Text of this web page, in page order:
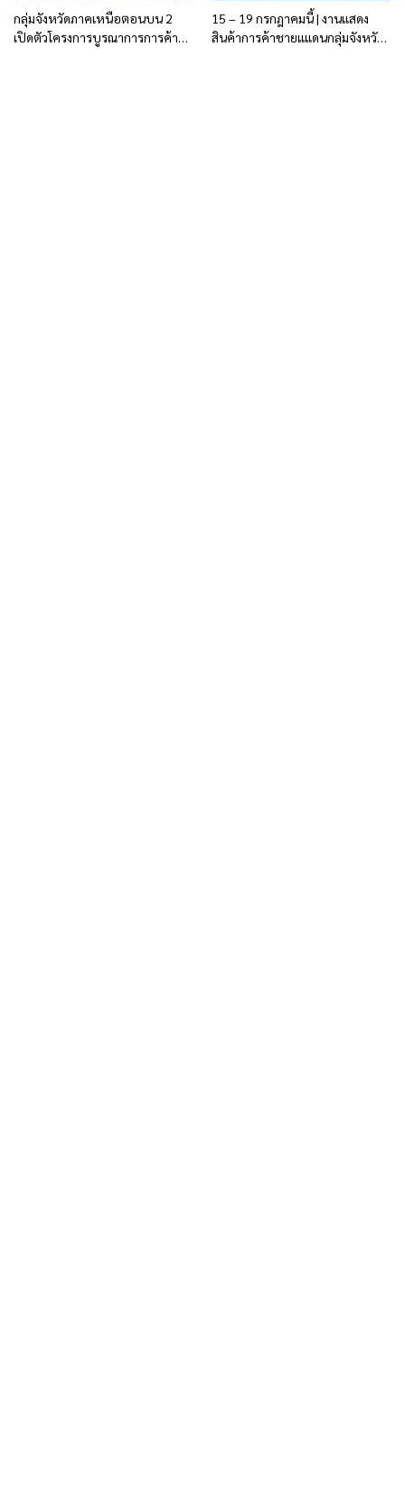
กลุ่มจังหวัดภาคเหนือตอนบน 2
เปิดตัวโครงการบูรณาการการค้า
15 – 19 กรกฎาคมนี้ | งานแสดง
สินค้าการค้าชายแแดนกลุ่มจังหวัด